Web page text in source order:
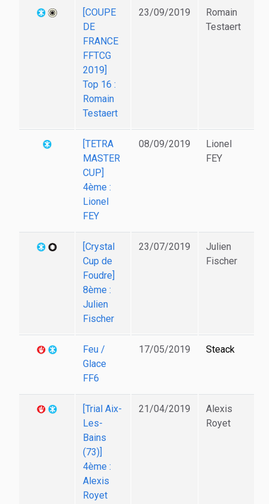
[COUPE
DE
FRANCE
FFTCG
2019]
Top 16 :
Romain
Testaert
23/09/2019
Romain
Testaert
[TETRA
MASTER
CUP]
4ème :
Lionel
FEY
08/09/2019
Lionel
FEY
[Crystal
Cup de
Foudre]
8ème :
Julien
Fischer
23/07/2019
Julien
Fischer
Feu /
Glace
FF6
17/05/2019 Steack
[Trial Aix-
Les-
Bains
(73)]
4ème :
Alexis
Royet
21/04/2019
Alexis
Royet